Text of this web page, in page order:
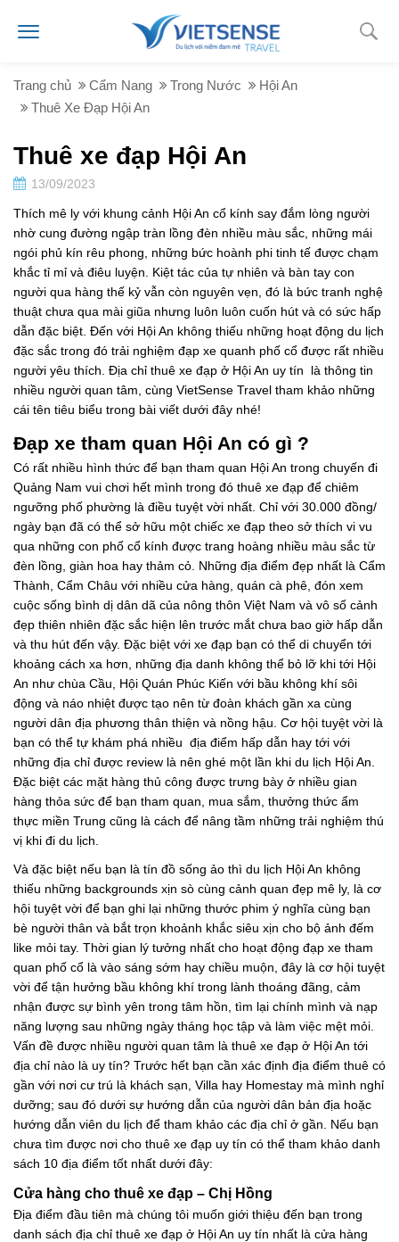
Trang chủ Cẩm Nang Trong Nước
Hội An
Thuê Xe Đạp Hội An
Thuê xe đạp Hội An
13/09/2023
Thích mê ly với khung cảnh Hội An cổ kính say đắm lòng người
nhờ cung đường ngập tràn lồng đèn nhiều màu sắc, những mái
ngói phủ kín rêu phong, những bức hoành phi tinh tế được chạm
khắc tỉ mỉ và điêu luyện. Kiệt tác của tự nhiên và bàn tay con
người qua hàng thế kỷ vẫn còn nguyên vẹn, đó là bức tranh nghệ
thuật chưa qua mài giũa nhưng luôn luôn cuốn hút và có sức hấp
dẫn đặc biệt. Đến với Hội An không thiếu những hoạt động du lịch
đặc sắc trong đó trải nghiệm đạp xe quanh phố cổ được rất nhiều
người yêu thích. Địa chỉ thuê xe đạp ở Hội An uy tín là thông tin
nhiều người quan tâm, cùng VietSense Travel tham khảo những
cái tên tiêu biểu trong bài viết dưới đây nhé!
Đạp xe tham quan Hội An có gì ?
Có rất nhiều hình thức để bạn tham quan Hội An trong chuyến đi
Quảng Nam vui chơi hết mình trong đó thuê xe đạp để chiêm
ngưỡng phố phường là điều tuyệt vời nhất. Chỉ với 30.000 đồng/
ngày bạn đã có thể sở hữu một chiếc xe đạp theo sở thích vi vu
qua những con phố cổ kính được trang hoàng nhiều màu sắc từ
đèn lồng, giàn hoa hay thảm cỏ. Những địa điểm đẹp nhất là Cẩm
Thành, Cẩm Châu với nhiều cửa hàng, quán cà phê, đón xem
cuộc sống bình dị dân dã của nông thôn Việt Nam và vô số cảnh
đẹp thiên nhiên đặc sắc hiện lên trước mắt chưa bao giờ hấp dẫn
và thu hút đến vậy. Đặc biệt với xe đạp bạn có thể di chuyển tới
khoảng cách xa hơn, những địa danh không thể bỏ lỡ khi tới Hội
An như chùa Cầu, Hội Quán Phúc Kiến với bầu không khí sôi
động và náo nhiệt được tạo nên từ đoàn khách gần xa cùng
người dân địa phương thân thiện và nồng hậu. Cơ hội tuyệt vời là
bạn có thể tự khám phá nhiều địa điểm hấp dẫn hay tới với
những địa chỉ được review là nên ghé một lần khi du lịch Hội An.
Đặc biệt các mặt hàng thủ công được trưng bày ở nhiều gian
hàng thỏa sức để bạn tham quan, mua sắm, thưởng thức ẩm
thực miền Trung cũng là cách để nâng tầm những trải nghiệm thú
vị khi đi du lịch.
Và đặc biệt nếu bạn là tín đồ sống ảo thì du lịch Hội An không
thiếu những backgrounds xịn sò cùng cảnh quan đẹp mê ly, là cơ
hội tuyệt vời để bạn ghi lại những thước phim ý nghĩa cùng bạn
bè người thân và bắt trọn khoảnh khắc siêu xịn cho bộ ảnh đếm
like mỏi tay. Thời gian lý tưởng nhất cho hoạt động đạp xe tham
quan phố cổ là vào sáng sớm hay chiều muộn, đây là cơ hội tuyệt
vời để tận hưởng bầu không khí trong lành thoáng đãng, cảm
nhận được sự bình yên trong tâm hồn, tìm lại chính mình và nạp
năng lượng sau những ngày tháng học tập và làm việc mệt mỏi.
Vấn đề được nhiều người quan tâm là thuê xe đạp ở Hội An tới
địa chỉ nào là uy tín? Trước hết bạn cần xác định địa điểm thuê có
gần với nơi cư trú là khách sạn, Villa hay Homestay mà mình nghỉ
dưỡng; sau đó dưới sự hướng dẫn của người dân bản địa hoặc
hướng dẫn viên du lịch để tham khảo các địa chỉ ở gần. Nếu bạn
chưa tìm được nơi cho thuê xe đạp uy tín có thể tham khảo danh
sách 10 địa điểm tốt nhất dưới đây:
Cửa hàng cho thuê xe đạp – Chị Hồng
Địa điểm đầu tiên mà chúng tôi muốn giới thiệu đến bạn trong
danh sách địa chỉ thuê xe đạp ở Hội An uy tín nhất là cửa hàng